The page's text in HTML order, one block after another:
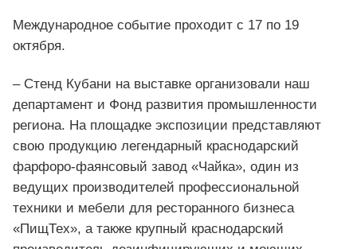
Международное событие проходит с 17 по 19
октября.
– Стенд Кубани на выставке организовали наш
департамент и Фонд развития промышленности
региона. На площадке экспозиции представляют
свою продукцию легендарный краснодарский
фарфоро-фаянсовый завод «Чайка», один из
ведущих производителей профессиональной
техники и мебели для ресторанного бизнеса
«ПищТех», а также крупный краснодарский